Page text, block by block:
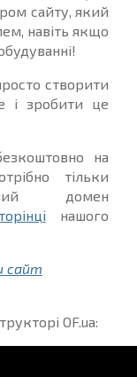
сайту, який
навіть якщо
створити
і зробити це
на
тільки
домен
нашого
сайт
OF.ua: